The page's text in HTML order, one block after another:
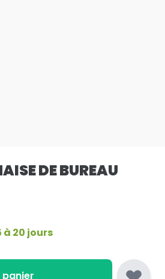
DE BUREAU
à 20 jours